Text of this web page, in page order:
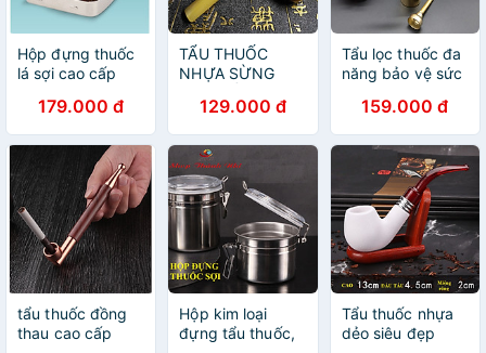
Hộp đựng thuốc
lá sợi cao cấp
179.000 đ
TẨU THUỐC
NHỰA SỪNG
LỌC THUỐC BẢO
VỆ SỨC KHỎE
129.000 đ
Tẩu lọc thuốc đa
năng bảo vệ sức
159.000 đ
tẩu thuốc đồng
thau cao cấp
Hộp kim loại
đựng tẩu thuốc,
Tẩu thuốc nhựa
dẻo siêu đẹp